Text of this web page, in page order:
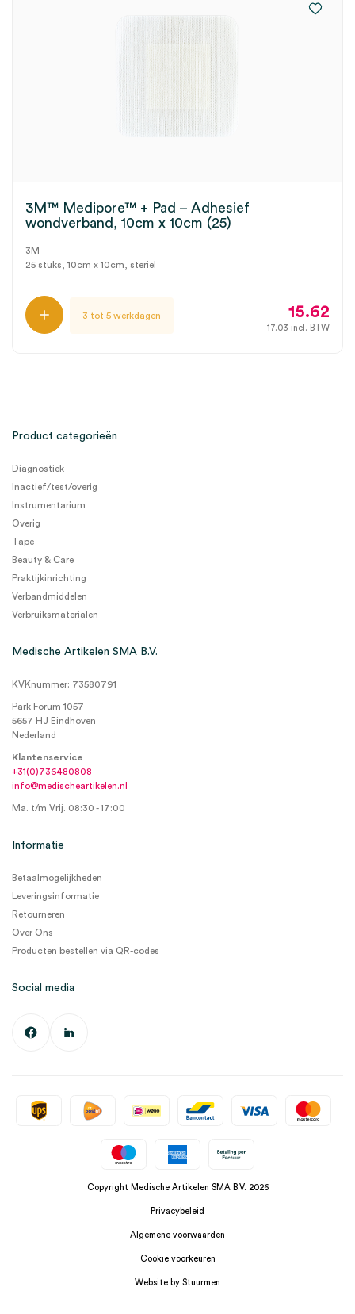
3M™ Medipore™ + Pad – Adhesief
wondverband, 10cm x 10cm (25)
3M
25 stuks, 10cm x 10cm, steriel
3 tot 5 werkdagen 15.62
17.03 incl. BTW
Product categorieën
Diagnostiek
Inactief/test/overig
Instrumentarium
Overig
Tape
Beauty & Care
Praktijkinrichting
Verbandmiddelen
Verbruiksmaterialen
Medische Artikelen SMA B.V.
KVKnummer: 73580791
Park Forum 1057
5657 HJ Eindhoven
Nederland
Klantenservice
+31(0)736480808
info@medischeartikelen.nl
Ma. t/m Vrij. 08:30 - 17:00
Informatie
Betaalmogelijkheden
Leveringsinformatie
Retourneren
Over Ons
Producten bestellen via QR-codes
Social media
Copyright Medische Artikelen SMA B.V. 2026
Privacybeleid
Algemene voorwaarden
Cookie voorkeuren
Website by Stuurmen